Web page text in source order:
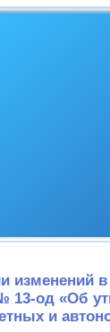
изменений
13-од «Об
и